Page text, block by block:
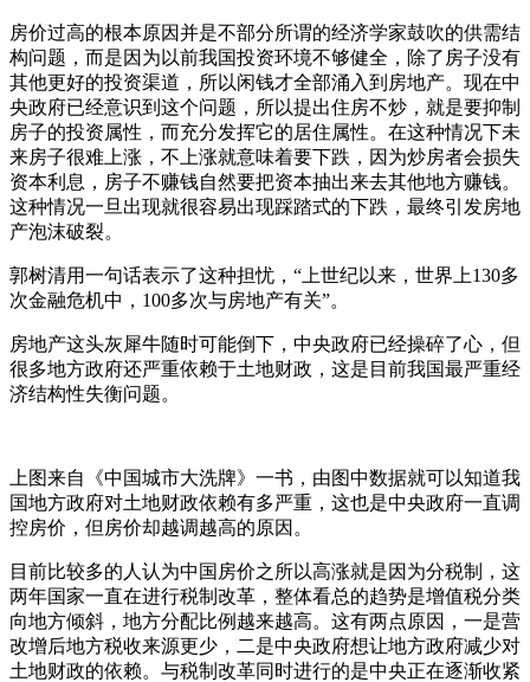
房价过高的根本原因并是不部分所谓的经济学家鼓吹的供需结
构问题，而是因为以前我国投资环境不够健全，除了房子没有
其他更好的投资渠道，所以闲钱才全部涌入到房地产。现在中
央政府已经意识到这个问题，所以提出住房不炒，就是要抑制
房子的投资属性，而充分发挥它的居住属性。在这种情况下未
来房子很难上涨，不上涨就意味着要下跌，因为炒房者会损失
资本利息，房子不赚钱自然要把资本抽出来去其他地方赚钱。
这种情况一旦出现就很容易出现踩踏式的下跌，最终引发房地
产泡沫破裂。
郭树清用一句话表示了这种担忧，“上世纪以来，世界上130多
次金融危机中，100多次与房地产有关”。
房地产这头灰犀牛随时可能倒下，中央政府已经操碎了心，但
很多地方政府还严重依赖于土地财政，这是目前我国最严重经
济结构性失衡问题。
上图来自《中国城市大洗牌》一书，由图中数据就可以知道我
国地方政府对土地财政依赖有多严重，这也是中央政府一直调
控房价，但房价却越调越高的原因。
目前比较多的人认为中国房价之所以高涨就是因为分税制，这
两年国家一直在进行税制改革，整体看总的趋势是增值税分类
向地方倾斜，地方分配比例越来越高。这有两点原因，一是营
改增后地方税收来源更少，二是中央政府想让地方政府减少对
土地财政的依赖。与税制改革同时进行的是中央正在逐渐收紧